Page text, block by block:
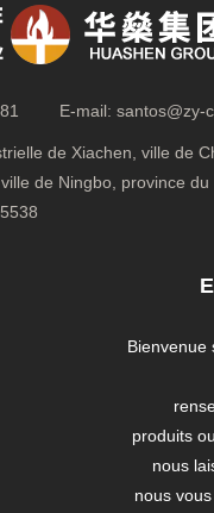
E-mail: santos@zy-
de Xiachen, ville de
de Ningbo, province du
Bienvenue
produits
nous
nous